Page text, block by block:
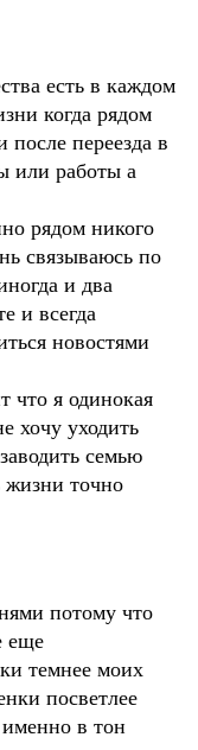
есть в каждом
когда рядом
переезда в
или работы а
рядом никого
связываюсь по
и два
и всегда
новостями
что я одинокая
хочу уходить
семью
жизни точно
потому что
еще
темнее моих
посветлее
в тон